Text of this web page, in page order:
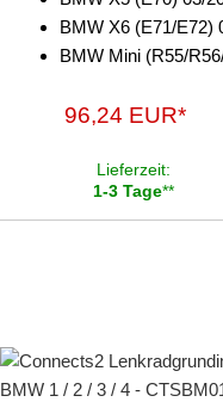
BMW X6 (E71/E72)
BMW Mini (R55/
96,24 EUR*
Lieferzeit:
1-3 Tage**